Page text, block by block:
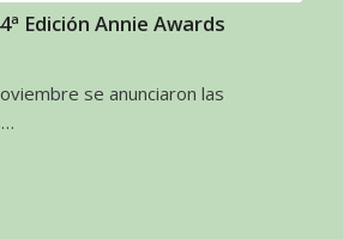
Edición Annie Awards
se anunciaron las